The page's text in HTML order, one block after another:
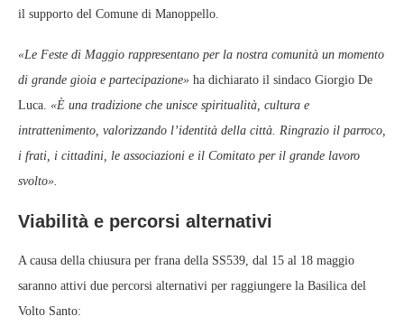
il supporto del Comune di Manoppello.
«Le Feste di Maggio rappresentano per la nostra comunità un momento
di grande gioia e partecipazione» ha dichiarato il sindaco Giorgio De
Luca. «È una tradizione che unisce spiritualità, cultura e
intrattenimento, valorizzando l’identità della città. Ringrazio il parroco,
i frati, i cittadini, le associazioni e il Comitato per il grande lavoro
svolto».
Viabilità e percorsi alternativi
A causa della chiusura per frana della SS539, dal 15 al 18 maggio
saranno attivi due percorsi alternativi per raggiungere la Basilica del
Volto Santo: